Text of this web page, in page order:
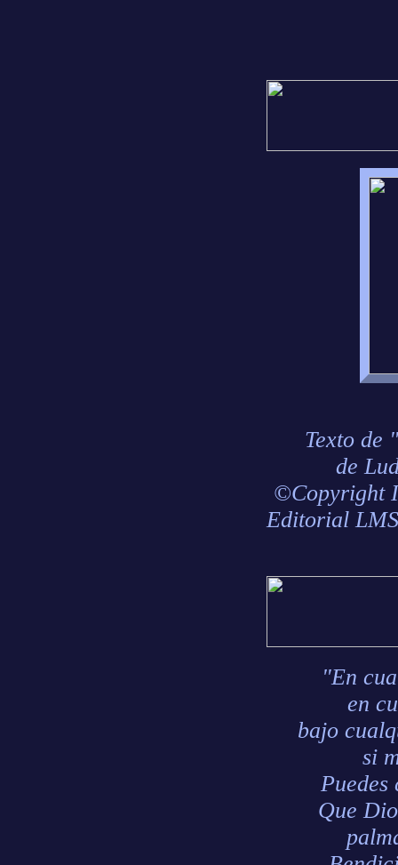
Texto de
de
©Copyright
Editorial
"En
en
bajo
si
Que